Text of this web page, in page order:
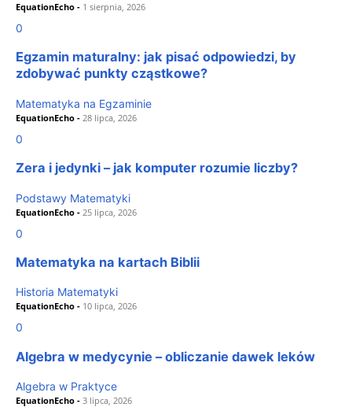
EquationEcho - 1 sierpnia, 2026
0
Egzamin maturalny: jak pisać odpowiedzi, by
zdobywać punkty cząstkowe?
Matematyka na Egzaminie
EquationEcho - 28 lipca, 2026
0
Zera i jedynki – jak komputer rozumie liczby?
Podstawy Matematyki
EquationEcho - 25 lipca, 2026
0
Matematyka na kartach Biblii
Historia Matematyki
EquationEcho - 10 lipca, 2026
0
Algebra w medycynie – obliczanie dawek leków
Algebra w Praktyce
EquationEcho - 3 lipca, 2026